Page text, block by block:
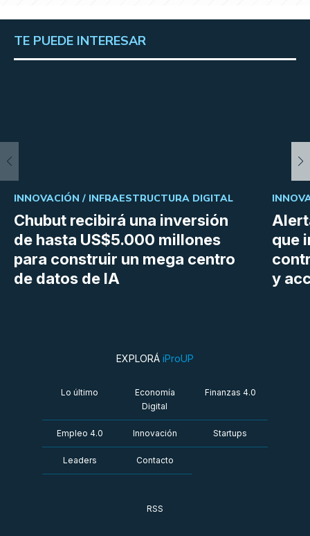
TE PUEDE INTERESAR
Chubut recibirá una inversión
de hasta US$5.000 millones
para construir un mega centro
de datos de IA
INNOVACIÓN / INFRAESTRUCTURA DIGITAL
que
y
EXPLORÁ iProUP
Lo último
Economía
Digital
Finanzas 4.0
Empleo 4.0 Innovación Startups
Leaders Contacto
RSS